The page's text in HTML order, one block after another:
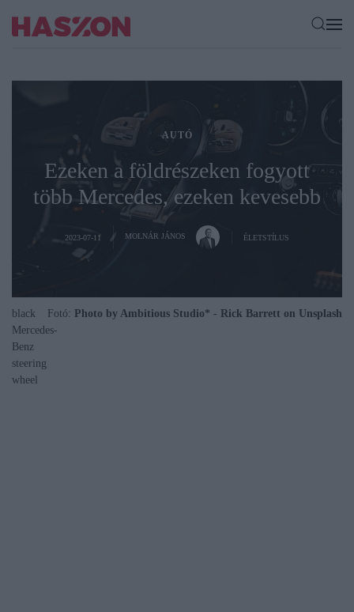
AUTÓ
Ezeken a földrészeken fogyott
több Mercedes, ezeken kevesebb
2023-07-11 MOLNÁR JÁNOS ÉLETSTÍLUS
black
Mercedes-
Benz
steering
wheel
Fotó: Photo by Ambitious Studio* - Rick Barrett on Unsplash